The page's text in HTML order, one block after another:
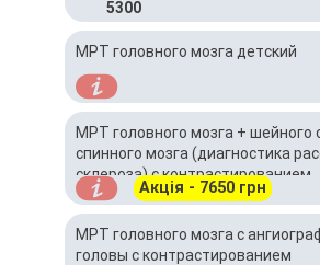
5300
МРТ головного мозга детский
МРТ головного мозга + шейного
спинного мозга (диагностика
склероза) с контрастированием
Акція - 7650 грн
МРТ головного мозга с
головы с контрастированием